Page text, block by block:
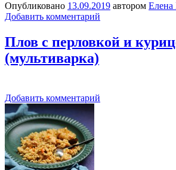
Опубликовано 13.09.2019 автором Елена
Добавить комментарий
Плов с перловкой и
(мультиварка)
Добавить комментарий